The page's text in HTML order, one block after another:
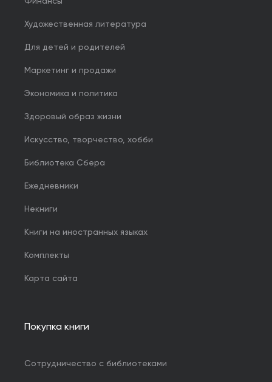
Художественная литература
Для детей и родителей
Маркетинг и продажи
Экономика и политика
Здоровый образ жизни
Искусство, творчество, хобби
Библиотека Сбера
Ежедневники
Некниги
Книги на иностранных языках
Комплекты
Карта сайта
Покупка книги
Сотрудничество с библиотеками